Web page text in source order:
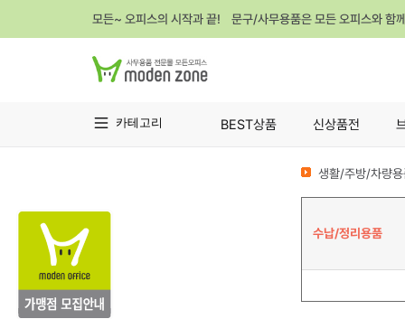
모든~ 오피스의 시작과 끝! 문구/사무용품은 모든 오피스와 함
카테고리 BEST상품 신상품전
생활/주방/차량
수납/정리용품